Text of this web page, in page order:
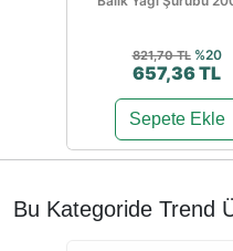
821,70 TL %20
657,36 TL
Sepete Ekle
Bu Kategoride Trend